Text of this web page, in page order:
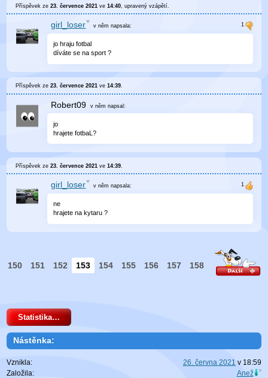
Příspěvek ze23. července 2021 ve14:40 , upravenývzápětí
girl_loser v něm napsala:
jo hraju fotbal
díváte se na sport ?
Příspěvek ze23. července 2021 ve14:39.
Robert09 v něm napsal:
jo
hrajete fotbaL?
Příspěvek ze23. července 2021 ve14:39
girl_loser v něm napsala:
ne
hrajete na kytaru ?
150 151 152 153 154 155 156 157 158
Statistika…
Nástěnka:
Vznikla: 26. června 2021 v 18:59
Založila:
Anež